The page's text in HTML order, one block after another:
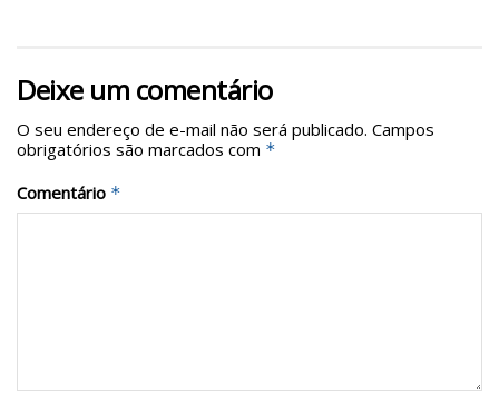
Deixe um comentário
O seu endereço de e-mail não será publicado. Campos
obrigatórios são marcados com *
Comentário *